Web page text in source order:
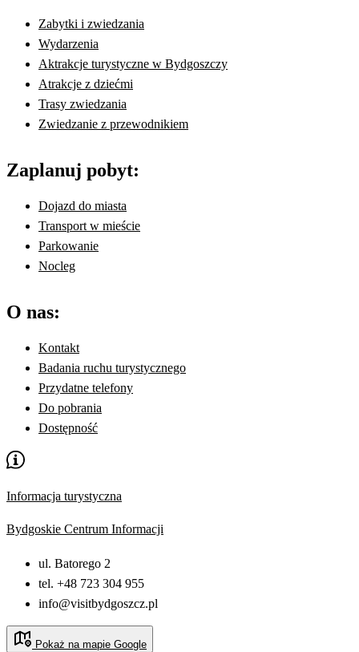
Zabytki i zwiedzania
Wydarzenia
Aktrakcje turystyczne w Bydgoszczy
Atrakcje z dziećmi
Trasy zwiedzania
Zwiedzanie z przewodnikiem
Zaplanuj pobyt:
Dojazd do miasta
Transport w mieście
Parkowanie
Nocleg
O nas:
Kontakt
Badania ruchu turystycznego
Przydatne telefony
Do pobrania
Dostępność
Informacja turystyczna
Bydgoskie Centrum Informacji
ul. Batorego 2
tel. +48 723 304 955
info@visitbydgoszcz.pl
Pokaż na mapie Google